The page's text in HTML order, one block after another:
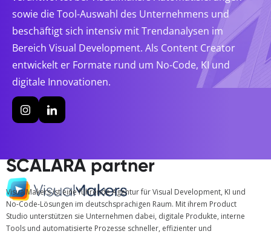
sowie die Tool-Auswahl des Unternehmens und
beschäftigt sich intensiv mit Trendanalysen im
Bereich Visual Development. Als Content Creator
entwickelt er Formate rund um No-Code, KI und
digitale Innovationen.
SCALARA partner
VisualMakers ist eine führende Agentur für Visual Development, KI und
No-Code-Lösungen im deutschsprachigen Raum. Mit ihrem Product
Studio unterstützen sie Unternehmen dabei, digitale Produkte, interne
Tools und automatisierte Prozesse schneller, effizienter und